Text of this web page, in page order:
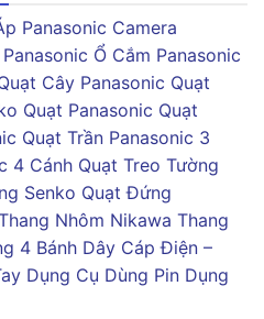
Panasonic Camera
Ổ Cắm Panasonic
Cây Panasonic Quạt
Quạt Panasonic Quạt
Quạt Trần Panasonic 3
4 Cánh Quạt Treo Tường
Senko Quạt Đứng
Nhôm Nikawa Thang
4 Bánh Dây Cáp Điện –
Dụng Cụ Dùng Pin Dụng